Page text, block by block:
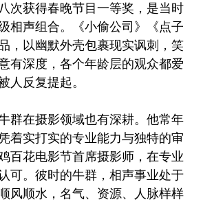
次获得春晚节目一等奖，是当时
相声组合。《小偷公司》《点子
，以幽默外壳包裹现实讽刺，笑
有深度，各个年龄层的观众都爱
人反复提起。
群在摄影领域也有深耕。他常年
着实打实的专业能力与独特的审
百花电影节首席摄影师，在专业
可。彼时的牛群，相声事业处于
风顺水，名气、资源、人脉样样